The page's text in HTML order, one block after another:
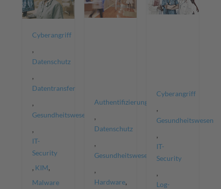
Cyberangriff
Datenschutz
Datentransfer
Gesundheitswesen
IT-
Security
KIM
Malware
Authentifizierung
Datenschutz
Gesundheitswesen
Hardware,
Cyberangriff
Gesundheitswesen
IT-
Security
Log-